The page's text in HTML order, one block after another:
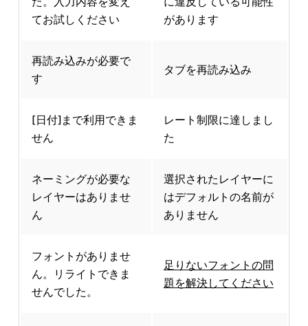
てお試しください
があります
再読み込みが必要で
す
タブを再読み込み
[日付]まで利用できま
せん
レート制限に達しまし
た
ネーミングが必要な
レイヤーはありませ
ん
選択されたレイヤーに
はデフォルトの名前が
ありません
フォントがありませ
ん。リライトできま
せんでした。
足りないフォントの問
題を解決してください